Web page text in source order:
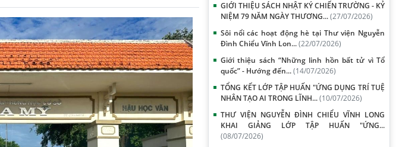
GIỚI THIỆU SÁCH NHẬT KÝ CHIẾN TRƯỜNG - KỶ
NIỆM 79 NĂM NGÀY THƯƠNG...(27/07/2026)
Sôi nổi các hoạt động hè tại Thư viện Nguyễn
Đình Chiểu Vĩnh Lon...(22/07/2026)
Giới thiệu sách “Những linh hồn bất tử vì Tổ
quốc” - Hướng đến...(14/07/2026)
TỔNG KẾT LỚP TẬP HUẤN "ỨNG DỤNG TRÍ TUỆ
NHÂN TẠO AI TRONG LĨNH...(10/07/2026)
THƯ VIỆN NGUYỄN ĐÌNH CHIỂU VĨNH LONG
KHAI GIẢNG LỚP TẬP HUẤN "ỨNG...
(08/07/2026)